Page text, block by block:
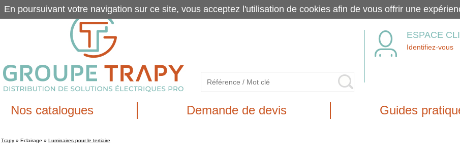
ESPACE
Identifiez-vous
Nos catalogues Demande de devis Guides
Trapy » Eclairage » Luminaires pour le tertiaire
En poursuivant votre navigation sur ce site, vous acceptez l'utilisation de cookies afin de vous offrir une